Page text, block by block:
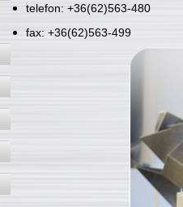
telefon: +36(62)563-480
fax: +36(62)563-499